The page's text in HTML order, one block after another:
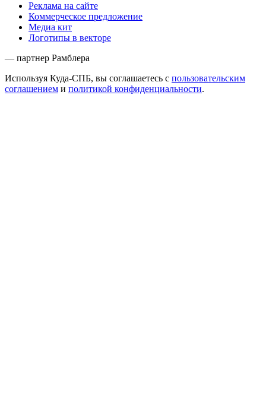
Реклама на сайте
Коммерческое предложение
Медиа кит
Логотипы в векторе
— партнер Рамблера
Используя Куда-СПБ, вы соглашаетесь с пользовательским
соглашением и политикой конфиденциальности.